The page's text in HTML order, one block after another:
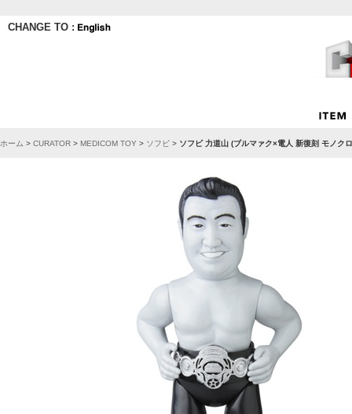
CHANGE TO :
ホーム > CURATOR > MEDICOM TOY > ソフビ > ソフビ 力道山 (ブルマァク×電人 新復刻 モノク